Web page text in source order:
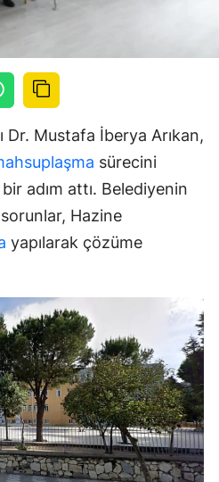
Dr. Mustafa İberya Arıkan,
sürecini
adım attı. Belediyenin
Hazine
yapılarak çözüme